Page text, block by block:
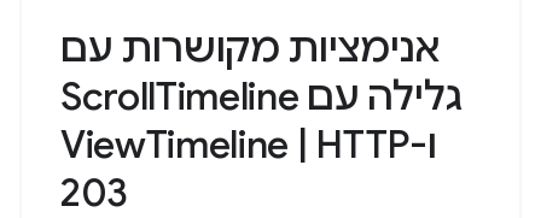
אנימציות מקושרות עם
גלילה עם ScrollTimeline
ו-ViewTimeline | HTTP
203